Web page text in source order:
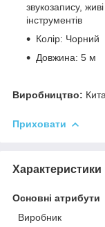
звукозапису,
інструментів
Колір: Чорний
Довжина: 5 м
Виробництво:
Приховати
Характеристики
Основні атрибути
Виробник